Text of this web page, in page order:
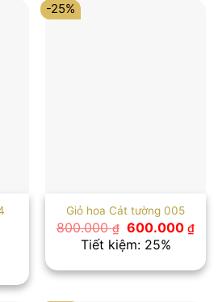
₫.
-25%
Giỏ hoa Cát tường 005
800.000₫ Giá
gốc
là:
600.000₫Giá
là:
Tiết kiệm: 25%